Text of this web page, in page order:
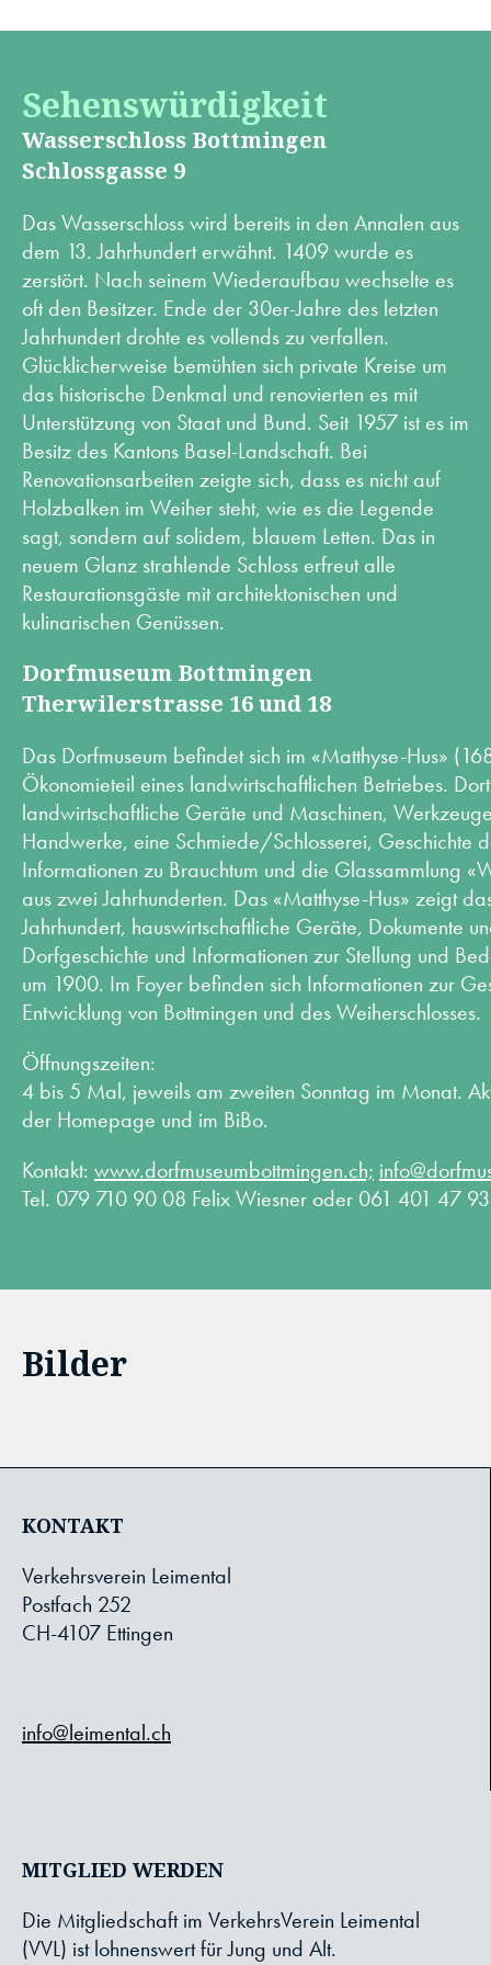
Sehenswürdigkeit
Wasserschloss Bottmingen
Schlossgasse 9
Das Wasserschloss wird bereits in den Annalen aus
dem 13. Jahrhundert erwähnt. 1409 wurde es
zerstört. Nach seinem Wiederaufbau wechselte es
oft den Besitzer. Ende der 30er-Jahre des letzten
Jahrhundert drohte es vollends zu verfallen.
Glücklicherweise bemühten sich private Kreise um
das historische Denkmal und renovierten es mit
Unterstützung von Staat und Bund. Seit 1957 ist es im
Besitz des Kantons Basel-Landschaft. Bei
Renovationsarbeiten zeigte sich, dass es nicht auf
Holzbalken im Weiher steht, wie es die Legende
sagt, sondern auf solidem, blauem Letten. Das in
neuem Glanz strahlende Schloss erfreut alle
Restaurationsgäste mit architektonischen und
kulinarischen Genüssen.
Dorfmuseum Bottmingen
Therwilerstrasse 16 und 18
Das Dorfmuseum befindet sich im «Matthyse-Hus»
Ökonomieteil eines landwirtschaftlichen Betriebes.
landwirtschaftliche Geräte und Maschinen,
Handwerke, eine Schmiede/Schlosserei, Geschichte
Informationen zu Brauchtum und die Glassammlung
aus zwei Jahrhunderten. Das «Matthyse-Hus» zeigt
Jahrhundert, hauswirtschaftliche Geräte, Dokumente
Dorfgeschichte und Informationen zur Stellung und
um 1900. Im Foyer befinden sich Informationen zur
Entwicklung von Bottmingen und des Weiherschlosses.
Öffnungszeiten:
4 bis 5 Mal, jeweils am zweiten Sonntag im Monat.
der Homepage und im BiBo.
Kontakt: www.dorfmuseumbottmingen.ch;
Tel. 079 710 90 08 Felix Wiesner oder 061 401 47
Bilder
KONTAKT
Verkehrsverein Leimental
Postfach 252
CH-4107 Ettingen
info@leimental.ch
MITGLIED WERDEN
Die Mitgliedschaft im VerkehrsVerein Leimental
(VVL) ist lohnenswert für Jung und Alt.